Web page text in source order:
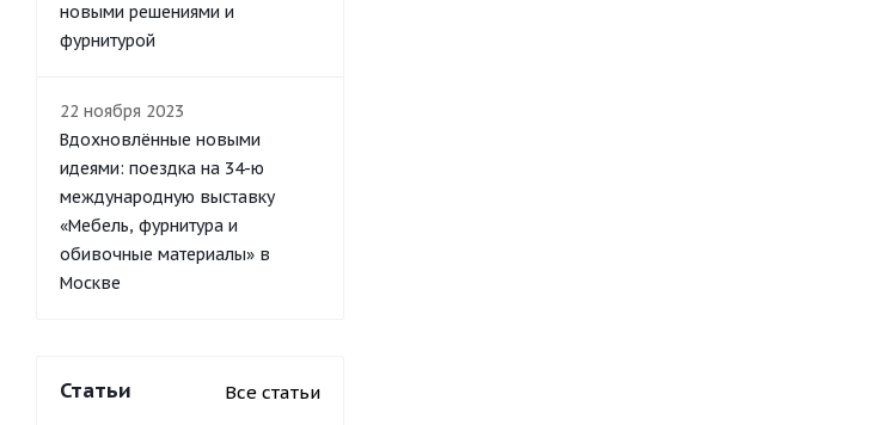
новыми решениями и
фурнитурой
22 ноября 2023
Вдохновлённые новыми
идеями: поездка на 34-ю
международную выставку
«Мебель, фурнитура и
обивочные материалы» в
Москве
Статьи Все статьи